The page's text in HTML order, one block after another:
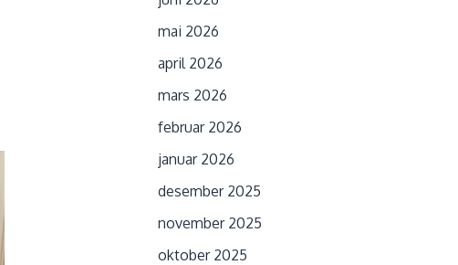
mai 2026
april 2026
mars 2026
februar 2026
januar 2026
desember 2025
november 2025
oktober 2025